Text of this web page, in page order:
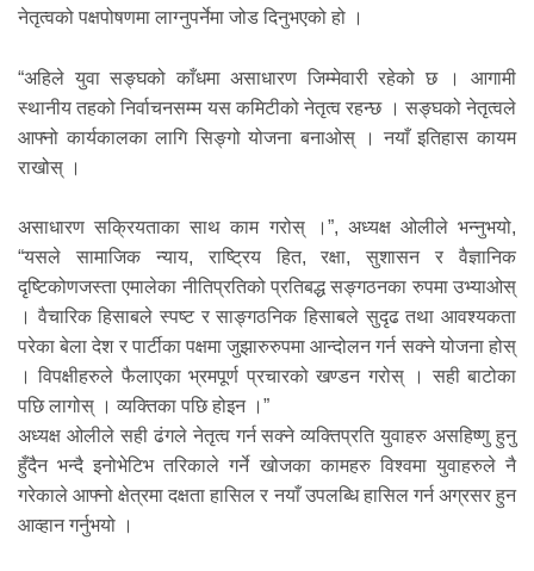
नेतृत्वको पक्षपोषणमा लाग्नुपर्नेमा जोड दिनुभएको हो ।
“अहिले युवा सङ्घको काँधमा असाधारण जिम्मेवारी रहेको छ । आगामी
स्थानीय तहको निर्वाचनसम्म यस कमिटीको नेतृत्व रहन्छ । सङ्घको नेतृत्वले
आफ्नो कार्यकालका लागि सिङ्गो योजना बनाओस् । नयाँ इतिहास कायम
राखोस् ।
असाधारण सक्रियताका साथ काम गरोस् ।”, अध्यक्ष ओलीले भन्नुभयो,
“यसले सामाजिक न्याय, राष्ट्रिय हित, रक्षा, सुशासन र वैज्ञानिक
दृष्टिकोणजस्ता एमालेका नीतिप्रतिको प्रतिबद्ध सङ्गठनका रुपमा उभ्याओस्
। वैचारिक हिसाबले स्पष्ट र साङ्गठनिक हिसाबले सुदृढ तथा आवश्यकता
परेका बेला देश र पार्टीका पक्षमा जुझारुरुपमा आन्दोलन गर्न सक्ने योजना होस्
। विपक्षीहरुले फैलाएका भ्रमपूर्ण प्रचारको खण्डन गरोस् । सही बाटोका
पछि लागोस् । व्यक्तिका पछि होइन ।”
अध्यक्ष ओलीले सही ढंगले नेतृत्व गर्न सक्ने व्यक्तिप्रति युवाहरु असहिष्णु हुनु
हुँदैन भन्दै इनोभेटिभ तरिकाले गर्ने खोजका कामहरु विश्वमा युवाहरुले नै
गरेकाले आफ्नो क्षेत्रमा दक्षता हासिल र नयाँ उपलब्धि हासिल गर्न अग्रसर हुन
आव्हान गर्नुभयो ।